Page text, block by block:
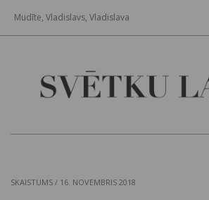
Mudīte, Vladislavs, Vladislava
SKAISTUMS / 16. NOVEMBRIS 2018